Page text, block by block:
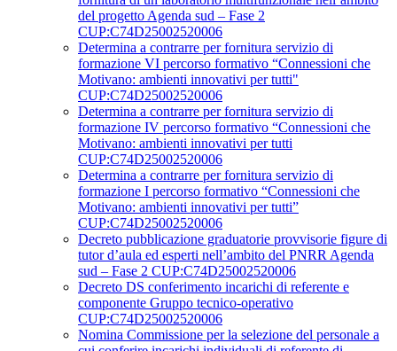
del progetto Agenda sud – Fase 2
CUP:C74D25002520006
Determina a contrarre per fornitura servizio di
formazione VI percorso formativo “Connessioni che
Motivano: ambienti innovativi per tutti"
CUP:C74D25002520006
Determina a contrarre per fornitura servizio di
formazione IV percorso formativo “Connessioni che
Motivano: ambienti innovativi per tutti
CUP:C74D25002520006
Determina a contrarre per fornitura servizio di
formazione I percorso formativo “Connessioni che
Motivano: ambienti innovativi per tutti”
CUP:C74D25002520006
Decreto pubblicazione graduatorie provvisorie figure di
tutor d’aula ed esperti nell’ambito del PNRR Agenda
sud – Fase 2 CUP:C74D25002520006
Decreto DS conferimento incarichi di referente e
componente Gruppo tecnico-operativo
CUP:C74D25002520006
Nomina Commissione per la selezione del personale a